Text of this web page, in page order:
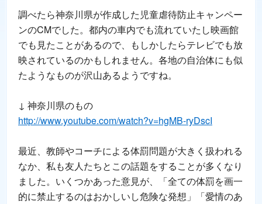
調べたら神奈川県が作成した児童虐待防止キャンペー
ンのCMでした。都内の車内でも流れていたし映画館
でも見たことがあるので、もしかしたらテレビでも放
映されているのかもしれません。各地の自治体にも似
たようなものが沢山あるようですね。
↓ 神奈川県のもの
http://www.youtube.com/watch?v=hgMB-ryDscI
最近、教師やコーチによる体罰問題が大きく扱われる
なか、私も友人たちとこの話題をすることが多くなり
ました。いくつかあった意見が、「全ての体罰を画一
的に禁止するのはおかしいし危険な発想」「愛情のあ